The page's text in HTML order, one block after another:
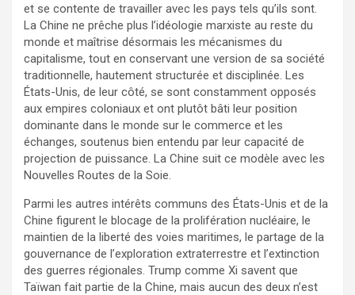
et se contente de travailler avec les pays tels qu’ils sont.
La Chine ne prêche plus l’idéologie marxiste au reste du
monde et maîtrise désormais les mécanismes du
capitalisme, tout en conservant une version de sa société
traditionnelle, hautement structurée et disciplinée. Les
États-Unis, de leur côté, se sont constamment opposés
aux empires coloniaux et ont plutôt bâti leur position
dominante dans le monde sur le commerce et les
échanges, soutenus bien entendu par leur capacité de
projection de puissance. La Chine suit ce modèle avec les
Nouvelles Routes de la Soie.
Parmi les autres intérêts communs des États-Unis et de la
Chine figurent le blocage de la prolifération nucléaire, le
maintien de la liberté des voies maritimes, le partage de la
gouvernance de l’exploration extraterrestre et l’extinction
des guerres régionales. Trump comme Xi savent que
Taïwan fait partie de la Chine, mais aucun des deux n’est